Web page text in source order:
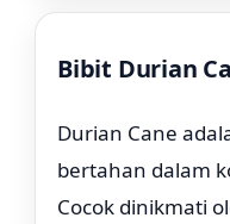
Bibit Durian
Durian Cane
bertahan dalam
Cocok dinikmati